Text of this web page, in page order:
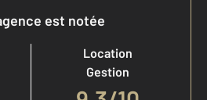
est notée
Location
Gestion